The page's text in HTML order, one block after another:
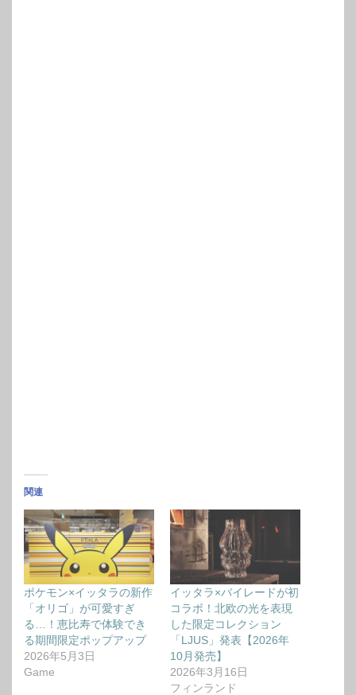
関連
ポケモン×イッタラの新作
「オリゴ」が可愛すぎ
る…！恵比寿で体験でき
る期間限定ポップアップ
2026年5月3日
Game
イッタラ×バイレードが初
コラボ！北欧の光を表現
した限定コレクション
「LJUS」発表【2026年
10月発売】
2026年3月16日
フィンランド